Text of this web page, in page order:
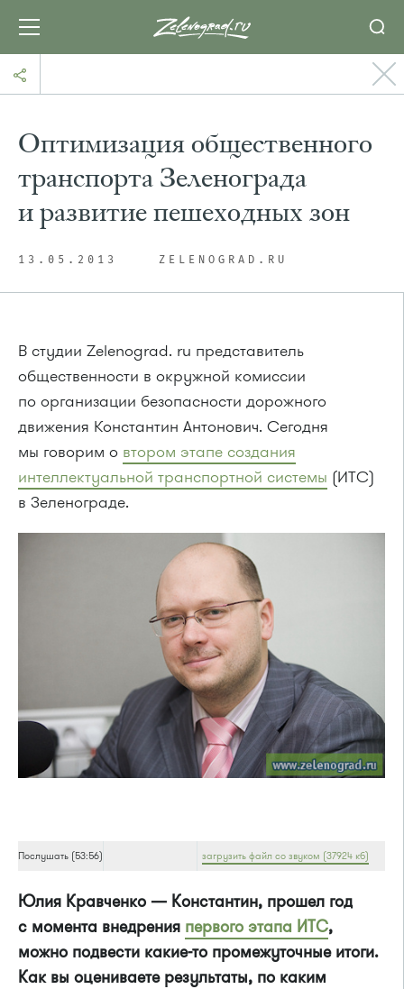
Оптимизация общественного
транспорта Зеленограда
и развитие пешеходных зон
13.05.2013 ZELENOGRAD.RU
В студии Zelenograd. ru представитель
общественности в окружной комиссии
по организации безопасности дорожного
движения Константин Антонович. Сегодня
мы говорим о втором этапе создания
интеллектуальной транспортной системы (ИТС)
в Зеленограде.
Послушать (53:56) загрузить файл со звуком (37924 кб)
Юлия Кравченко — Константин, прошел год
с момента внедрения первого этапа ИТС,
можно подвести какие-то промежуточные итоги.
Как вы оцениваете результаты, по каким